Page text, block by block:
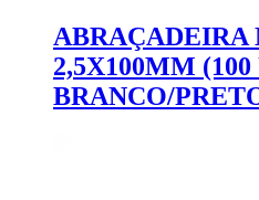
ABRAÇADEIRA
2,5X100MM
BRANCO/